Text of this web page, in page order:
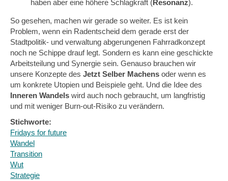
haben aber eine höhere Schlagkraft ( Resonanz).
So gesehen, machen wir gerade so weiter. Es ist kein
Problem, wenn ein Radentscheid dem gerade erst der
Stadtpolitik- und verwaltung abgerungenen Fahrradkonzept
noch ne Schippe drauf legt. Sondern es kann eine geschickte
Arbeitsteilung und Synergie sein. Genauso brauchen wir
unsere Konzepte des Jetzt Selber Machens oder wenn es
um konkrete Utopien und Beispiele geht. Und die Idee des
Inneren Wandels wird auch noch gebraucht, um langfristig
und mit weniger Burn-out-Risiko zu verändern.
Stichworte:
Fridays for future
Wandel
Transition
Wut
Strategie